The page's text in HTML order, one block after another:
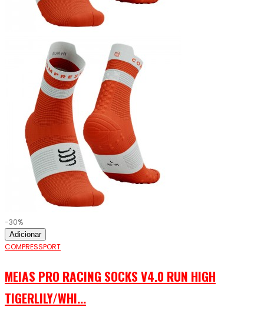
-30%
Adicionar
COMPRESSPORT
MEIAS PRO RACING SOCKS V4.0 RUN HIGH
TIGERLILY/WHI...